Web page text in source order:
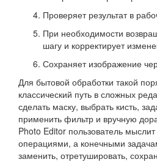
Проверяет результат в
При необходимости
шагу и корректирует
Сохраняет изображение
Для бытовой обработки такой
классический путь в сложных
сделать маску, выбрать кисть,
применить фильтр и вручную
Photo Editor пользователь
операциями, а конечными
заменить, отретушировать,